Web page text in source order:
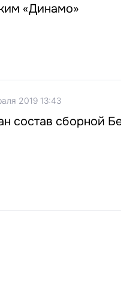
«Динамо»
2019 13:43
состав сборной